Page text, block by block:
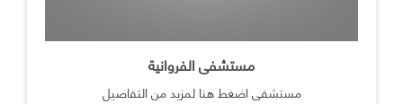
مستشفى الفروانية
مستشفى اضغط هنا لمزيد من التفاصيل